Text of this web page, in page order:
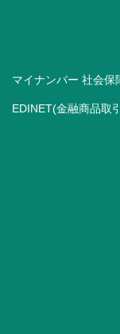
マイナンバー 社会保
EDINET(金融商品取